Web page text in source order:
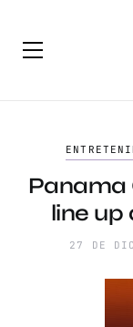
Panama
line up
27 DE